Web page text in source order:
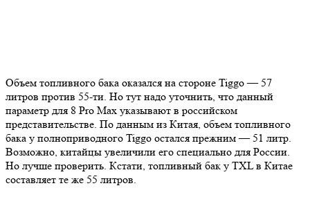
Объем топливного бака оказался на стороне Tiggo — 57
литров против 55-ти. Но тут надо уточнить, что данный
параметр для 8 Pro Max указывают в российском
представительстве. По данным из Китая, объем топливного
бака у полноприводного Tiggo остался прежним — 51 литр.
Возможно, китайцы увеличили его специально для России.
Но лучше проверить. Кстати, топливный бак у TXL в Китае
составляет те же 55 литров.